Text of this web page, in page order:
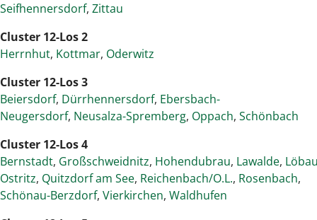
Seifhennersdorf, Zittau
Cluster 12-Los 2
Herrnhut, Kottmar, Oderwitz
Cluster 12-Los 3
Beiersdorf, Dürrhennersdorf, Ebersbach-
Neugersdorf, Neusalza-Spremberg, Oppach, Schönbach
Cluster 12-Los 4
Bernstadt, Großschweidnitz, Hohendubrau, Lawalde,
Ostritz, Quitzdorf am See, Reichenbach/O.L., Rosenbach,
Schönau-Berzdorf, Vierkirchen, Waldhufen